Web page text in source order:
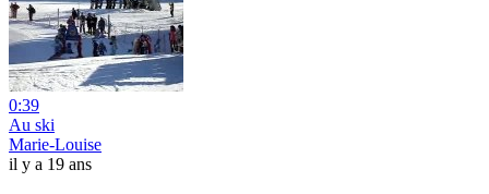
0:39
Au ski
Marie-Louise
il y a 19 ans